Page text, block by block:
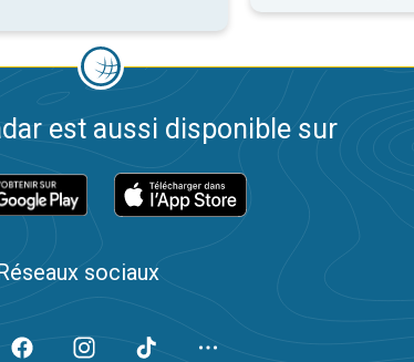
est aussi disponible sur
sociaux